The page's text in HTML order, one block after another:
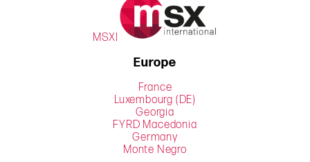
MSXI
Europe
France
Luxembourg (DE)
Georgia
FYRD Macedonia
Germany
Monte Negro